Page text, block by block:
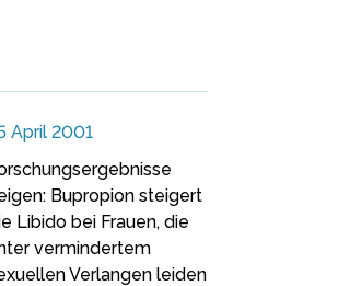
April 2001
Bupropion steigert
Libido bei Frauen, die
vermindertem
Verlangen leiden